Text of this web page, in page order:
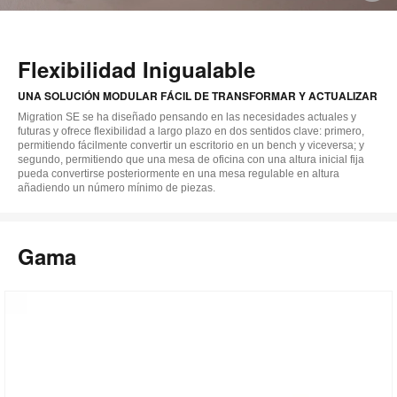
Flexibilidad Inigualable
UNA SOLUCIÓN MODULAR FÁCIL DE TRANSFORMAR Y ACTUALIZAR
Migration SE se ha diseñado pensando en las necesidades actuales y
futuras y ofrece flexibilidad a largo plazo en dos sentidos clave: primero,
permitiendo fácilmente convertir un escritorio en un bench y viceversa; y
segundo, permitiendo que una mesa de oficina con una altura inicial fija
pueda convertirse posteriormente en una mesa regulable en altura
añadiendo un número mínimo de piezas.
Gama